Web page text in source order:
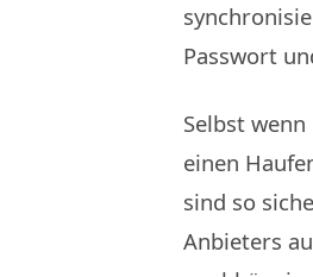
Passwort
Selbst
einen
sind so
Anbieters